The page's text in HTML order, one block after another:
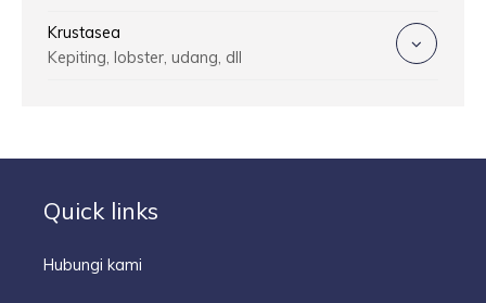
Krustasea
Kepiting, lobster, udang, dll
Quick links
Hubungi kami